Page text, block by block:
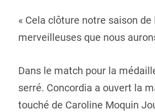
« Cela clôture notre saison
merveilleuses que nous
Dans le match pour la
serré. Concordia a ouvert la
touché de Caroline Moquin